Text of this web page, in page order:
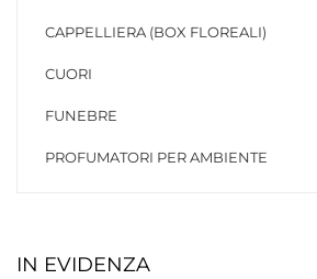
CAPPELLIERA (BOX FLOREALI)
CUORI
FUNEBRE
PROFUMATORI PER AMBIENTE
IN EVIDENZA